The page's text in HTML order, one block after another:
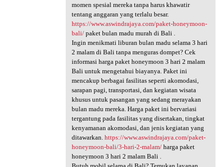
momen spesial mereka tanpa harus khawatir
tentang anggaran yang terlalu besar.
https://www.aswindrajaya.com/paket-honeymoon-
bali/paket bulan madu murah di Bali .
Ingin menikmati liburan bulan madu selama 3 hari
2 malam di Bali tanpa menguras dompet? Cek
informasi harga paket honeymoon 3 hari 2 malam
Bali untuk mengetahui biayanya. Paket ini
mencakup berbagai fasilitas seperti akomodasi,
sarapan pagi, transportasi, dan kegiatan wisata
khusus untuk pasangan yang sedang merayakan
bulan madu mereka. Harga paket ini bervariasi
tergantung pada fasilitas yang disertakan, tingkat
kenyamanan akomodasi, dan jenis kegiatan yang
ditawarkan. https://www.aswindrajaya.com/paket-
honeymoon-bali/3-hari-2-malam/harga paket
honeymoon 3 hari 2 malam Bali .